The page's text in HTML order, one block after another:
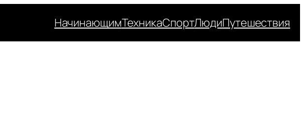
НачинающимТехникаСпортЛюдиПутешествия